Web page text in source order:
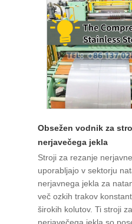
Obsežen vodnik za
nerjavečega jekla
Stroji za rezanje
uporabljajo v sektorju
nerjavnega jekla za
več ozkih trakov
širokih kolutov. Ti stroji